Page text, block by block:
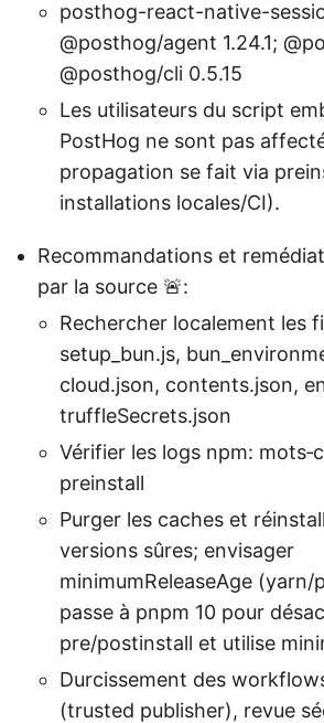
posthog-react-native-
@posthog/agent 1.24.1;
@posthog/cli 0.5.15
Les utilisateurs du script
PostHog ne sont pas
propagation se fait via
installations locales/CI).
Recommandations et
par la source 🚨:
Rechercher localement les
setup_bun.js,
cloud.json, contents.json,
truffleSecrets.json
Vérifier les logs npm:
preinstall
Purger les caches et
versions sûres; envisager
minimumReleaseAge (yarn/
passe à pnpm 10 pour
pre/postinstall et utilise
Durcissement des
(trusted publisher), revue